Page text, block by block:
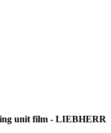
unit film - LIEBHERR